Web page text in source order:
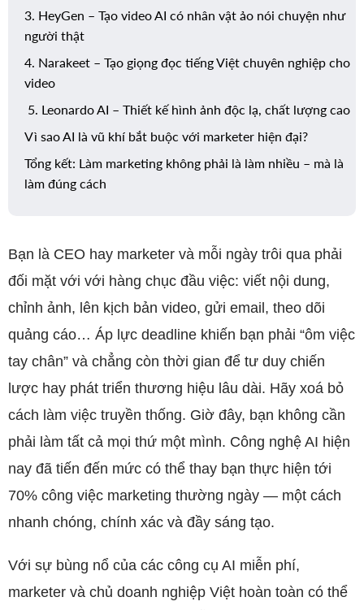
3. HeyGen – Tạo video AI có nhân vật ảo nói chuyện như
người thật
4. Narakeet – Tạo giọng đọc tiếng Việt chuyên nghiệp cho
video
5. Leonardo AI – Thiết kế hình ảnh độc lạ, chất lượng cao
Vì sao AI là vũ khí bắt buộc với marketer hiện đại?
Tổng kết: Làm marketing không phải là làm nhiều – mà là
làm đúng cách
Bạn là CEO hay marketer và mỗi ngày trôi qua phải
đối mặt với với hàng chục đầu việc: viết nội dung,
chỉnh ảnh, lên kịch bản video, gửi email, theo dõi
quảng cáo… Áp lực deadline khiến bạn phải “ôm việc
tay chân” và chẳng còn thời gian để tư duy chiến
lược hay phát triển thương hiệu lâu dài. Hãy xoá bỏ
cách làm việc truyền thống. Giờ đây, bạn không cần
phải làm tất cả mọi thứ một mình. Công nghệ AI hiện
nay đã tiến đến mức có thể thay bạn thực hiện tới
70% công việc marketing thường ngày — một cách
nhanh chóng, chính xác và đầy sáng tạo.
Với sự bùng nổ của các công cụ AI miễn phí,
marketer và chủ doanh nghiệp Việt hoàn toàn có thể